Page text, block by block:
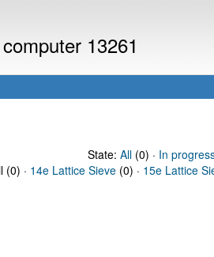
13261
State: All(0) · In
(0) · 14e Lattice Sieve (0) · 15e Lattice